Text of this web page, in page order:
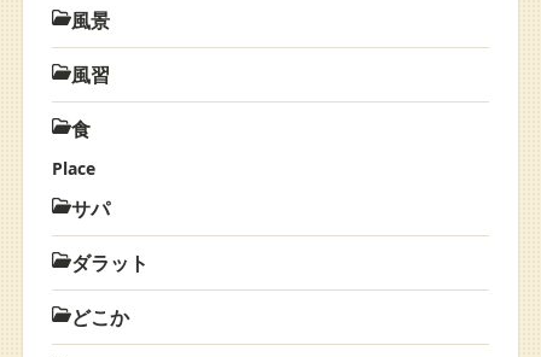
風景
風習
食
Place
サパ
ダラット
どこか